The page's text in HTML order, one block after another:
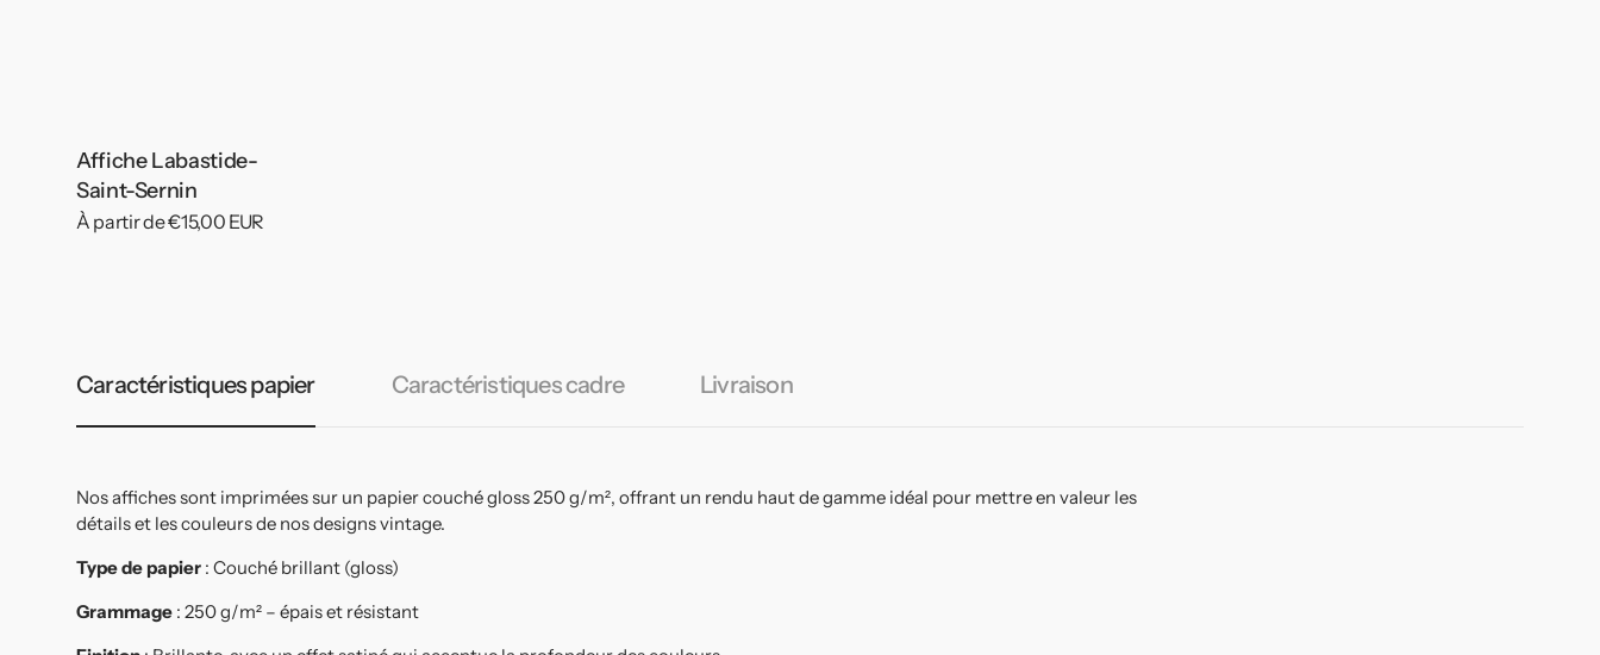
Affiche Labastide-
Saint-Sernin
Prix
À partir de €15,00 EUR
Caractéristiques papier Caractéristiques cadre Livraison
Nos affiches sont imprimées sur un papier couché gloss 250 g/m², offrant un rendu haut de gamme idéal pour mettre en valeur les
détails et les couleurs de nos designs vintage.
Type de papier : Couché brillant (gloss)
Grammage : 250 g/m² – épais et résistant